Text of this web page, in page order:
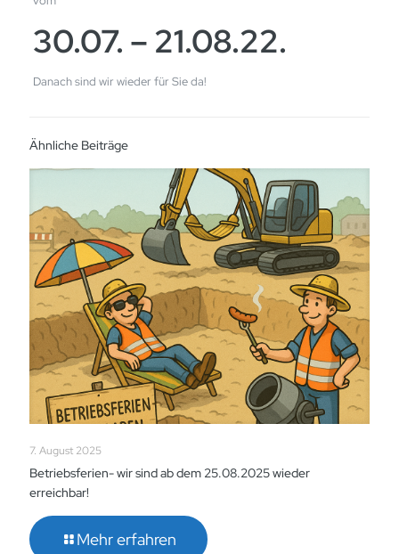
30.07. – 21.08.22.
Danach sind wir wieder für Sie da!
Ähnliche Beiträge
7. August 2025
Betriebsferien- wir sind ab dem 25.08.2025 wieder
erreichbar!
Mehr erfahren